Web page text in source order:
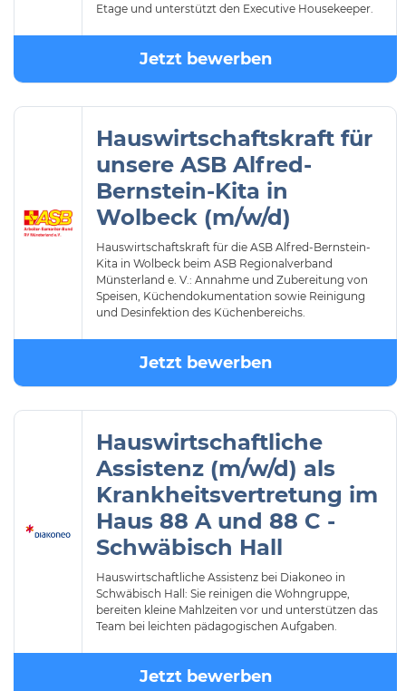
Etage und unterstützt den Executive Housekeeper.
Jetzt bewerben
Hauswirtschaftskraft für
unsere ASB Alfred-
Bernstein-Kita in
Wolbeck (m/w/d)
Hauswirtschaftskraft für die ASB Alfred-Bernstein-
Kita in Wolbeck beim ASB Regionalverband
Münsterland e. V.: Annahme und Zubereitung von
Speisen, Küchendokumentation sowie Reinigung
und Desinfektion des Küchenbereichs.
Jetzt bewerben
Hauswirtschaftliche
Assistenz (m/w/d) als
Krankheitsvertretung im
Haus 88 A und 88 C -
Schwäbisch Hall
Hauswirtschaftliche Assistenz bei Diakoneo in
Schwäbisch Hall: Sie reinigen die Wohngruppe,
bereiten kleine Mahlzeiten vor und unterstützen das
Team bei leichten pädagogischen Aufgaben.
Jetzt bewerben